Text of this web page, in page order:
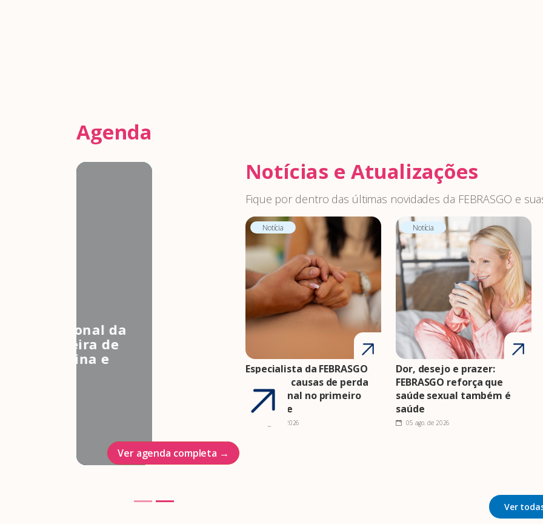
Agenda
3º Congresso Nacional da
Associação Brasileira de
Estudos em Medicina e
Ver agenda completa →
Notícias e Atualizações
Fique por dentro das últimas novidades da FEBRASGO e
Notícia
Especialista da FEBRASGO
comenta causas de perda
gestacional no primeiro
trimestre
07 ago. de 2026
Notícia
Dor, desejo e prazer:
FEBRASGO reforça que
saúde sexual também é
saúde
05 ago. de 2026
Ver